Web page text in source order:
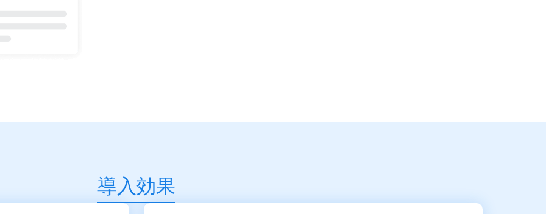
導入効果